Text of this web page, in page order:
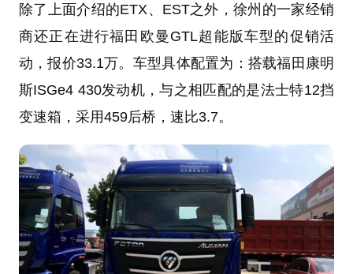
除了上面介绍的ETX、EST之外，徐州的一家经销
商还正在进行福田欧曼GTL超能版车型的促销活
动，报价33.1万。车型具体配置为：搭载福田康明
斯ISGe4 430发动机，与之相匹配的是法士特12挡
变速箱，采用459后桥，速比3.7。